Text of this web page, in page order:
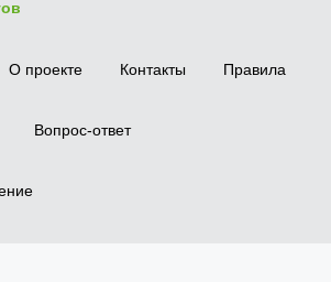
О проекте Контакты Правила
Вопрос-ответ